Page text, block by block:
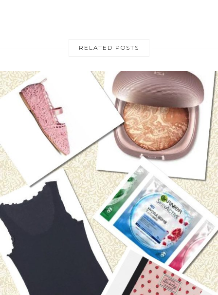
RELATED POSTS